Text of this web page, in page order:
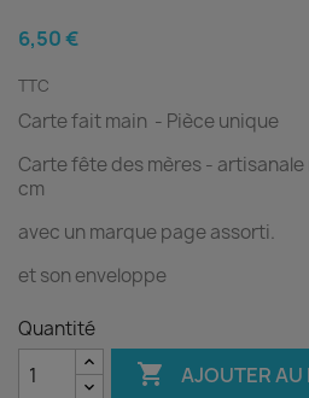
6,50 €
TTC
Carte fait main - Pièce unique
Carte fête des mères - artisanale
cm
avec un marque page assorti.
et son enveloppe
Quantité
 AJOUTER AU